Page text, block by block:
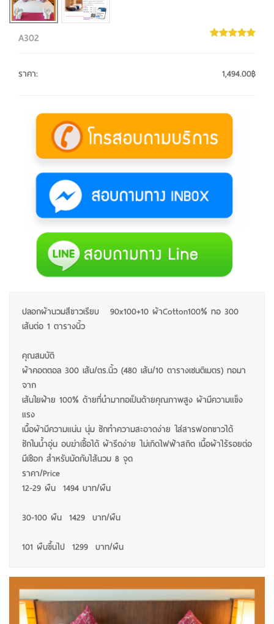
A302
ราคา: 1,494.00฿
ปลอกผ้านวมสีขาวเรียบ 90x100+10 ผ้าCotton100% ทอ 300
เส้นต่อ 1 ตารางนิ้ว
คุณสมบัติ
ผ้าคอตตอล 300 เส้น/ตร.นิ้ว (480 เส้น/10 ตารางเซนติเมตร) ทอมา
จาก
เส้นใยฝ้าย 100% ด้ายที่นำมาทอเป็นด้ายคุณภาพสูง ผ้ามีความแข็ง
แรง
เนื้อผ้ามีความแน่น นุ่ม ซักทำความสะอาดง่าย ใส่สารฟอกขาวได้
ซักในน้ำอุ่น อบฆ่าเชื้อได้ ผ้ารีดง่าย ไม่เกิดไฟฟ้าสถิต เนื้อผ้าไร้รอยต่อ
มีเชือก สำหรับมัดกับไส้นวม 8 จุด
ราคา/Price
12-29 ผืน 1494 บาท/ผืน
30-100 ผืน 1429 บาท/ผืน
101 ผืนขึ้นไป 1299 บาท/ผืน